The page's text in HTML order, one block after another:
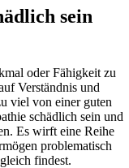
sein
oder Fähigkeit zu
Verständnis und
viel von einer guten
schädlich sein und
Es wirft eine Reihe
problematisch
findest.